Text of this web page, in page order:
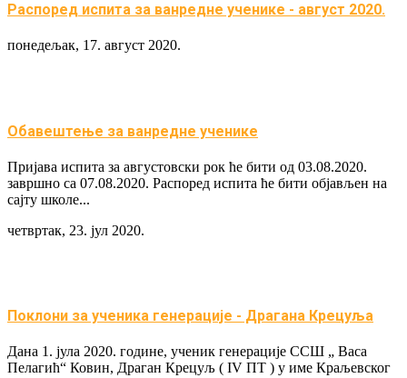
Распоред испита за вaнредне ученикe - август 2020.
понедељак, 17. август 2020.
Обавештење за ванредне ученике
Пријава испита за августовски рок ће бити од 03.08.2020.
завршно са 07.08.2020. Распоред испита ће бити објављен на
сајту школе...
четвртак, 23. јул 2020.
Поклони за ученика генерације - Драгана Крецуља
Дана 1. јула 2020. године, ученик генерације ССШ „ Васа
Пелагић“ Ковин, Драган Крецуљ ( IV ПТ ) у име Краљевског